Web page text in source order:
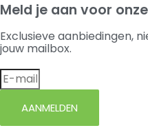
Meld je aan voor
Exclusieve aanbiedingen,
jouw mailbox.
AANMELDEN